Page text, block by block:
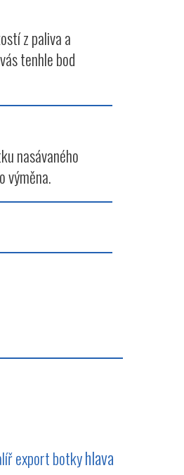
z paliva a
tenhle bod
nasávaného
výměna.
exportbotkyhlava